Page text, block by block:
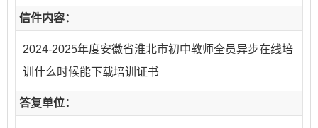
信件内容：
2024-2025年度安徽省淮北市初中教师全员异步在线培
训什么时候能下载培训证书
答复单位：